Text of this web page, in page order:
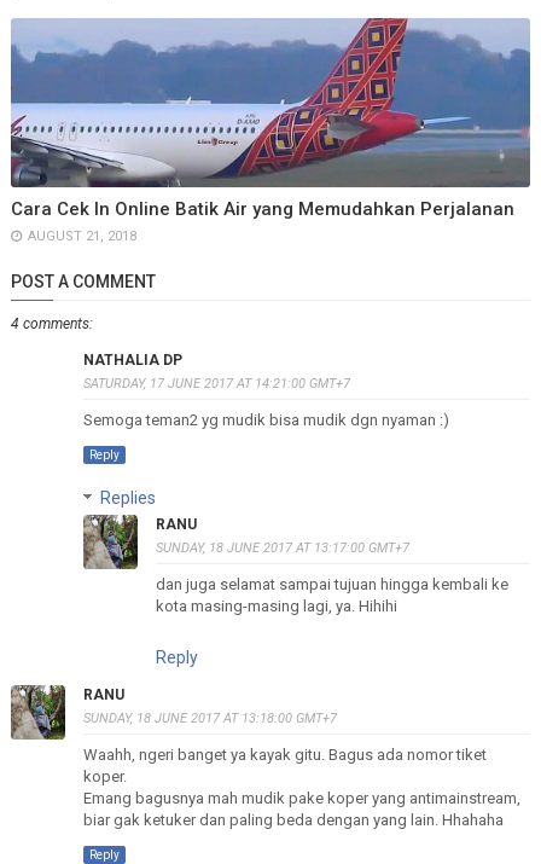
Cara Cek In Online Batik Air yang Memudahkan Perjalanan
AUGUST 21, 2018
POST A COMMENT
4 comments:
NATHALIA DP
SATURDAY, 17 JUNE 2017 AT 14:21:00 GMT+7
Semoga teman2 yg mudik bisa mudik dgn nyaman :)
Reply
Replies
RANU
SUNDAY, 18 JUNE 2017 AT 13:17:00 GMT+7
dan juga selamat sampai tujuan hingga kembali ke
kota masing-masing lagi, ya. Hihihi
Reply
RANU
SUNDAY, 18 JUNE 2017 AT 13:18:00 GMT+7
Waahh, ngeri banget ya kayak gitu. Bagus ada nomor tiket
koper.
Emang bagusnya mah mudik pake koper yang antimainstream,
biar gak ketuker dan paling beda dengan yang lain. Hhahaha
Reply